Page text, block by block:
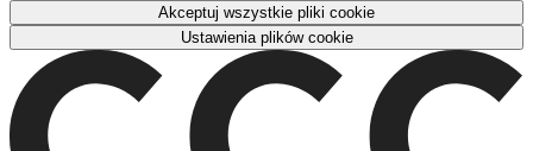
Akceptuj wszystkie pliki cookie
Ustawienia plików cookie